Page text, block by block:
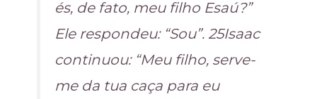
és, de fato, meu filho Esaú?”
Ele respondeu: “Sou”. 25Isaac
continuou: “Meu filho, serve-
me da tua caça para eu